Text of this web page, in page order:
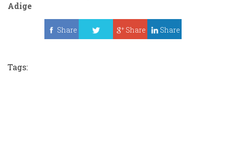
Adige
Share
Share Share
Tags: